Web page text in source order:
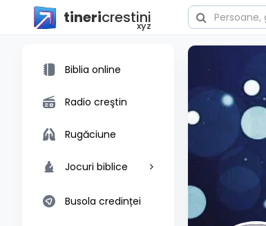
tinericrestini
xyz
Biblia online
Radio creştin
Rugăciune
Jocuri biblice
Busola credinței